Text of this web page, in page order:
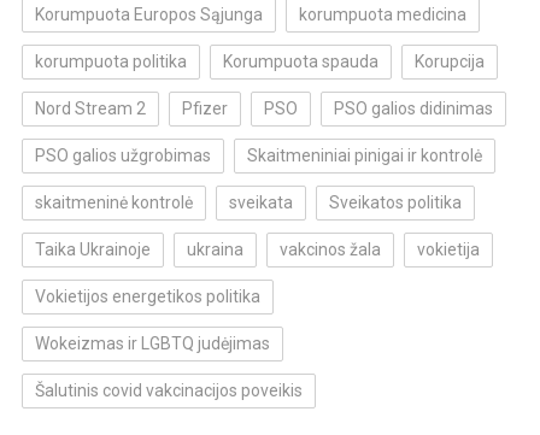
Korumpuota Europos Sąjunga korumpuota medicina
korumpuota politika Korumpuota spauda Korupcija
Nord Stream 2 Pfizer PSO PSO galios didinimas
PSO galios užgrobimas Skaitmeniniai pinigai ir kontrolė
skaitmeninė kontrolė sveikata Sveikatos politika
Taika Ukrainoje ukraina vakcinos žala vokietija
Vokietijos energetikos politika
Wokeizmas ir LGBTQ judėjimas
Šalutinis covid vakcinacijos poveikis